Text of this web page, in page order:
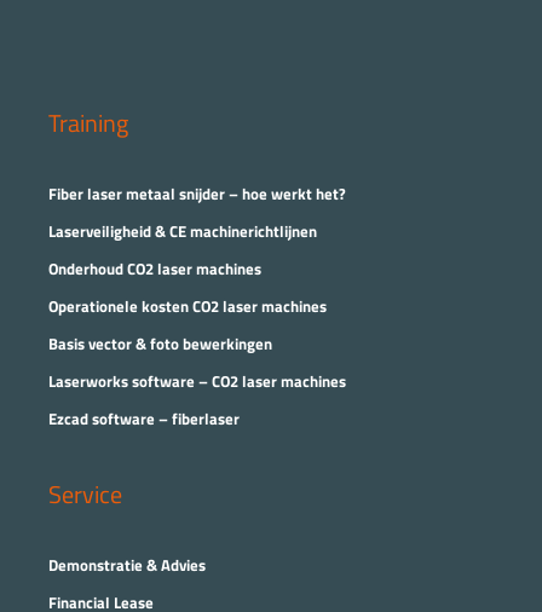
Training
Fiber laser metaal snijder – hoe werkt het?
Laserveiligheid & CE machinerichtlijnen
Onderhoud CO2 laser machines
Operationele kosten CO2 laser machines
Basis vector & foto bewerkingen
Laserworks software – CO2 laser machines
Ezcad software – fiberlaser
Service
Demonstratie & Advies
Financial Lease